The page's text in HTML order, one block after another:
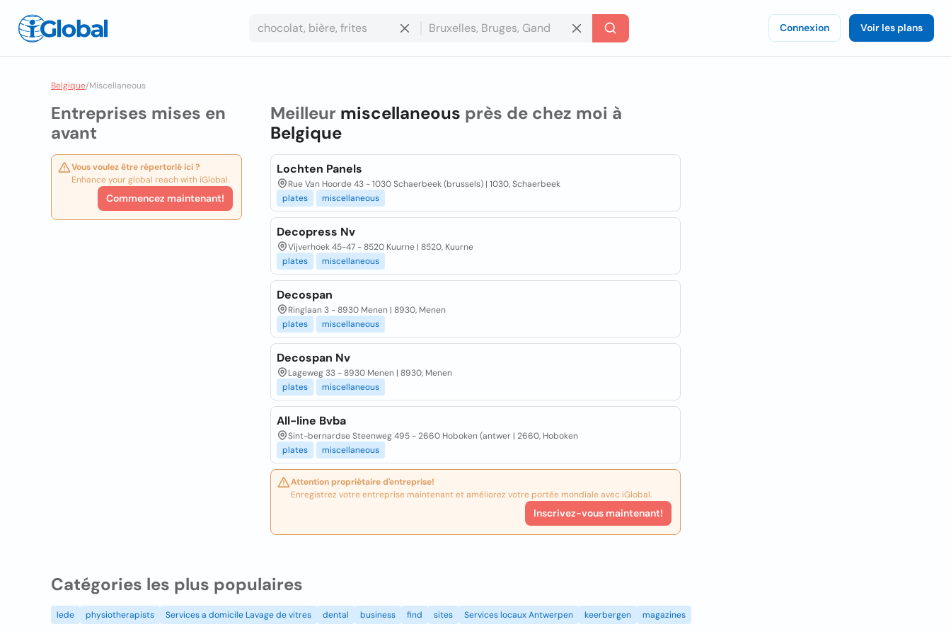
Connexion Voir les plans
Belgique/Miscellaneous
Entreprises mises en
avant
Vous voulez être répertorié ici ?
Enhance your global reach with iGlobal.
Commencez maintenant!
Meilleur miscellaneous près de chez moi à
Belgique
Lochten Panels
Rue Van Hoorde 43 - 1030 Schaerbeek (brussels) | 1030, Schaerbeek
plates
miscellaneous
Decopress Nv
Vijverhoek 45-47 - 8520 Kuurne | 8520, Kuurne
plates
miscellaneous
Decospan
Ringlaan 3 - 8930 Menen | 8930, Menen
plates
miscellaneous
Decospan Nv
Lageweg 33 - 8930 Menen | 8930, Menen
plates
miscellaneous
All-line Bvba
Sint-bernardse Steenweg 495 - 2660 Hoboken (antwer | 2660, Hoboken
plates
miscellaneous
Attention propriétaire d'entreprise!
Enregistrez votre entreprise maintenant et améliorez votre portée mondiale avec iGlobal.
Inscrivez-vous maintenant!
Catégories les plus populaires
lede physiotherapists Services a domicile Lavage de vitres dental business find sites Services locaux Antwerpen keerbergen magazines